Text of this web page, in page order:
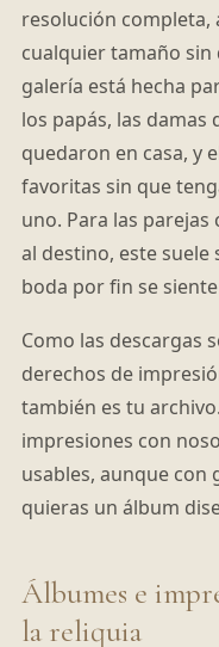
resolución completa,
cualquier tamaño sin
galería está hecha
los papás, las damas
quedaron en casa, y
favoritas sin que
uno. Para las
al destino, este
boda por fin se
Como las descargas
derechos de
también es tu
impresiones con
usables, aunque con
quieras un álbum
Álbumes e
la reliquia